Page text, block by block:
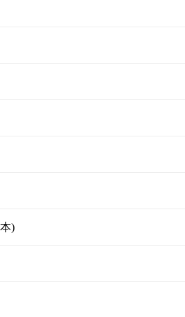
)